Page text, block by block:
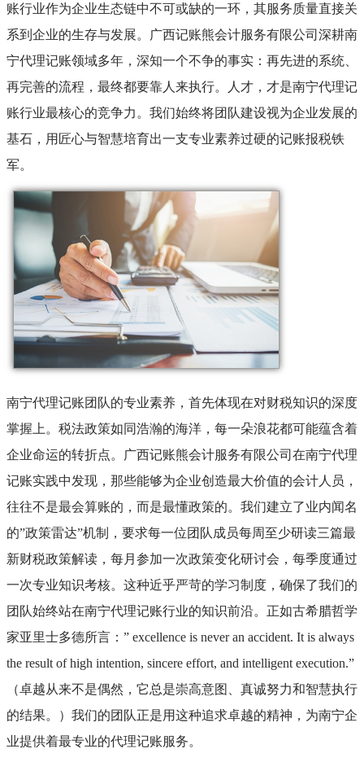
账行业作为企业生态链中不可或缺的一环，其服务质量直接关
系到企业的生存与发展。广西记账熊会计服务有限公司深耕南
宁代理记账领域多年，深知一个不争的事实：再先进的系统、
再完善的流程，最终都要靠人来执行。人才，才是南宁代理记
账行业最核心的竞争力。我们始终将团队建设视为企业发展的
基石，用匠心与智慧培育出一支专业素养过硬的记账报税铁
军。
南宁代理记账团队的专业素养，首先体现在对财税知识的深度
掌握上。税法政策如同浩瀚的海洋，每一朵浪花都可能蕴含着
企业命运的转折点。广西记账熊会计服务有限公司在南宁代理
记账实践中发现，那些能够为企业创造最大价值的会计人员，
往往不是最会算账的，而是最懂政策的。我们建立了业内闻名
的”政策雷达”机制，要求每一位团队成员每周至少研读三篇最
新财税政策解读，每月参加一次政策变化研讨会，每季度通过
一次专业知识考核。这种近乎严苛的学习制度，确保了我们的
团队始终站在南宁代理记账行业的知识前沿。正如古希腊哲学
家亚里士多德所言：” excellence is never an accident. It is always
the result of high intention, sincere effort, and intelligent execution.”
（卓越从来不是偶然，它总是崇高意图、真诚努力和智慧执行
的结果。）我们的团队正是用这种追求卓越的精神，为南宁企
业提供着最专业的代理记账服务。